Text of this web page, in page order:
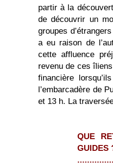
partir à la
de découvrir un
groupes
a eu raison de
cette affluence
revenu de ces
financière
l’embarcadère de
et 13 h. La
QUE
GUIDES